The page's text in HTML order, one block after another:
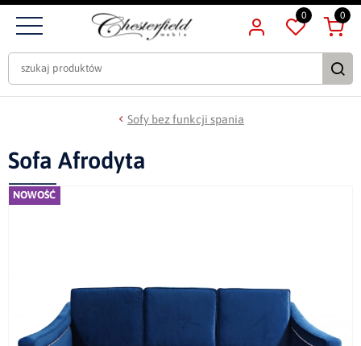
0 0
Sofy bez funkcji spania
NOWOŚĆ
Sofa Afrodyta